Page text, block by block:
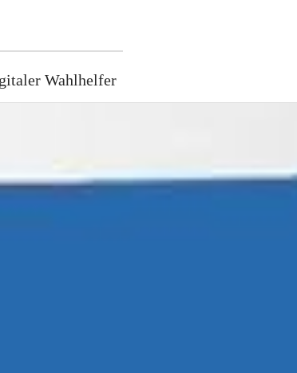
Wahlhelfer